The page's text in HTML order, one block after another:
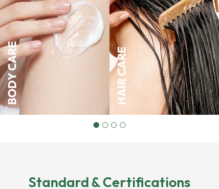
Standard & Certifications